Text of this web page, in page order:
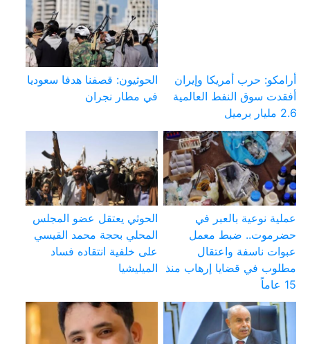
أرامكو: حرب أمريكا وإيران
أفقدت سوق النفط العالمية
2.6 مليار برميل
الحوثيون: قصفنا هدفا سعوديا
في مطار نجران
عملية نوعية بالعبر في
حضرموت.. ضبط معمل
عبوات ناسفة واعتقال
مطلوب في قضايا إرهاب منذ
15 عاماً
الحوثي يعتقل عضو المجلس
المحلي بحجة محمد القيسي
على خلفية انتقاده فساد
الميليشيا